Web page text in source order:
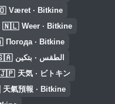
Været · Bitkine
🇳🇱 Weer · Bitkine
Погода · Bitkine
الطقس · بتكين
天気 · ビトキン
天氣預報 · Bitkine